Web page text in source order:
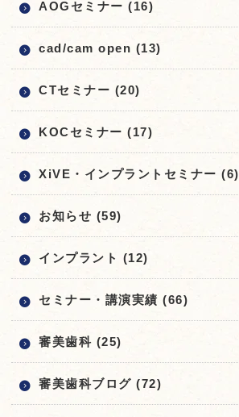
AOGセミナー (16)
cad/cam open (13)
CTセミナー (20)
KOCセミナー (17)
XiVE・インプラントセミナー (6)
お知らせ (59)
インプラント (12)
セミナー・講演実績 (66)
審美歯科 (25)
審美歯科ブログ (72)